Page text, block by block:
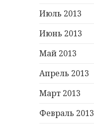
Июль 2013
Июнь 2013
Май 2013
Апрель 2013
Март 2013
Февраль 2013